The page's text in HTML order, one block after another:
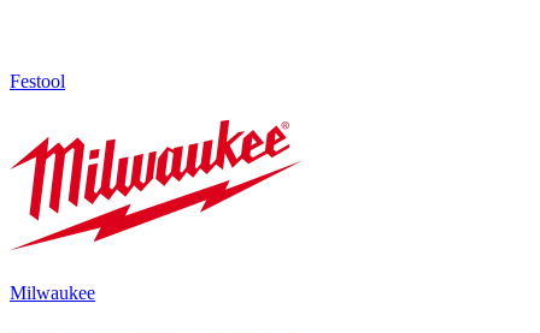
Festool
Milwaukee